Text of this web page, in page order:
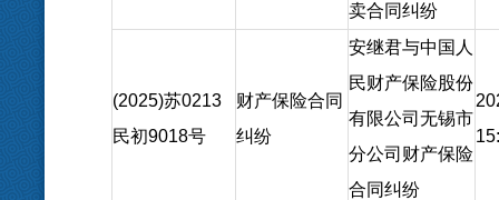
卖合同纠纷
(2025)苏0213
民初9018号
财产保险合同
纠纷
安继君与中国人
民财产保险股份
有限公司无锡市
分公司财产保险
合同纠纷